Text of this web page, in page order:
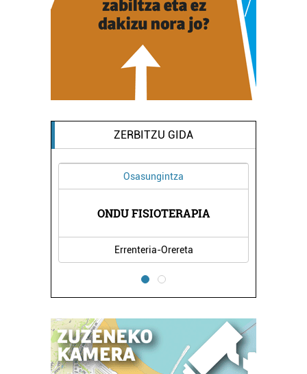
ZERBITZU GIDA
ONDU FISIOTERAPIA